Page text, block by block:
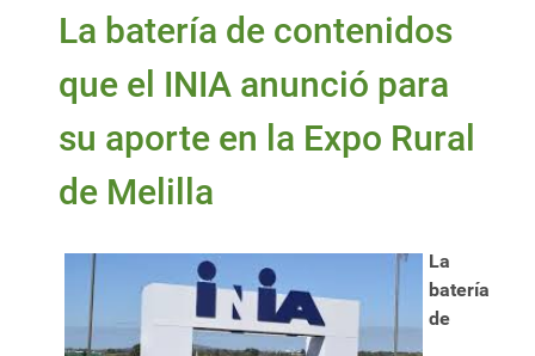
La batería de contenidos
que el INIA anunció para
su aporte en la Expo Rural
de Melilla
La
batería
de